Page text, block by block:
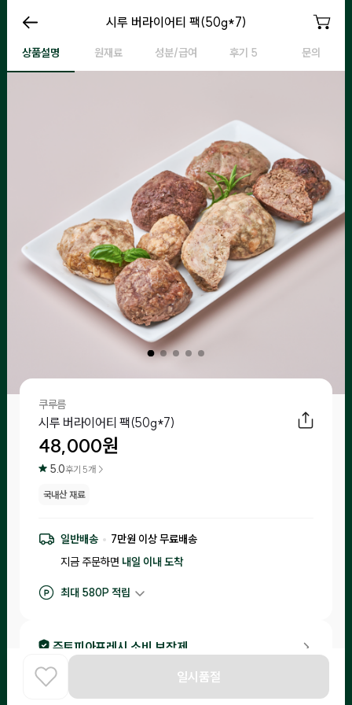
시루 버라이어티 팩(50g*7)
시루 버라이어티 팩(50g*7)
상품설명 원재료 성분/급여 후기 5 문의
시루 버라이어티 팩(50g*7)
쿠루름
시루 버라이어티 팩(50g*7)
48,000원
5.0후기 5개 >
국내산 재료
일반배송 7만원 이상 무료배송
지금 주문하면 내일 이내 도착
최대 580P 적립
주토피아프레시 소비 보장제
•입고일 기준 1일-15일 이내 제조된 제품만 입고돼요.
소비기한이 20일 이내 남은 제품은 체험을 신청한 고객님들께 랜
홈
일시품절